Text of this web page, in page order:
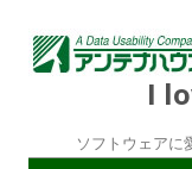
I
ソフトウェアに